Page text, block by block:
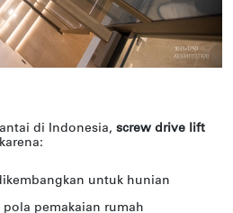
di Indonesia, screw drive lift
karena:
untuk hunian
pola pemakaian rumah